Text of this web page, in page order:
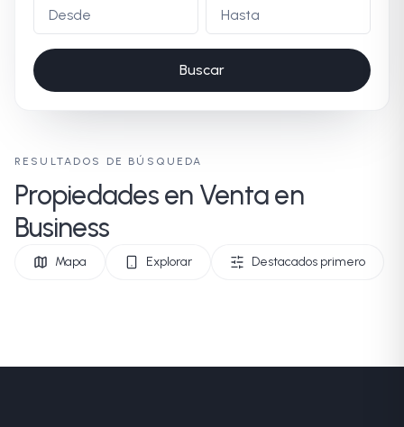
Buscar
RESULTADOS DE BÚSQUEDA
Propiedades en Venta en
Business
Mapa Explorar Destacados primero